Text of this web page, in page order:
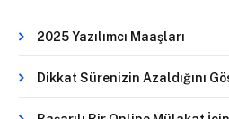
2025 Yazılımcı Maaşları
Dikkat Sürenizin Azaldığını